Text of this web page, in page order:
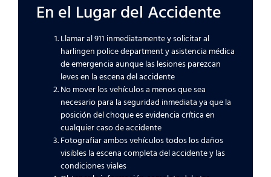
En el Lugar del Accidente
Llamar al 911 inmediatamente y solicitar al
harlingen police department y asistencia médica
de emergencia aunque las lesiones parezcan
leves en la escena del accidente
No mover los vehículos a menos que sea
necesario para la seguridad inmediata ya que la
posición del choque es evidencia crítica en
cualquier caso de accidente
Fotografiar ambos vehículos todos los daños
visibles la escena completa del accidente y las
condiciones viales